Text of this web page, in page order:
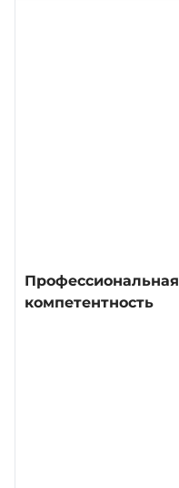
Профессиональная
компетентность